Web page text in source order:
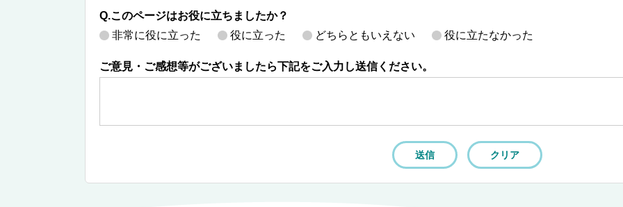
Q.このページはお役に立ちましたか？
非常に役に立った
役に立った どちらともいえない 役に立たなかった
ご意見・ご感想等がございましたら下記をご入力し送信ください。